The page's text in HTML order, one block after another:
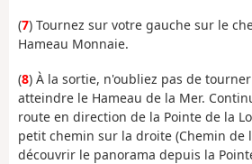
(7) Tournez sur votre gauche sur le
Hameau Monnaie.
(8) À la sortie, n'oubliez pas de
atteindre le Hameau de la Mer.
route en direction de la Pointe de la
petit chemin sur la droite (Chemin de
découvrir le panorama depuis la